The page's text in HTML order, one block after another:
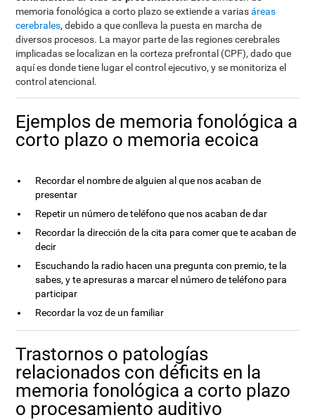
memoria fonológica a corto plazo se extiende a variasáreas
cerebrales, debido a que conlleva la puesta en marcha de
diversos procesos. La mayor parte de las regiones cerebrales
implicadas se localizan en la corteza prefrontal (CPF), dado que
aquí es donde tiene lugar el control ejecutivo, y se monitoriza el
control atencional.
Ejemplos de memoria fonológica a
corto plazo o memoria ecoica
Recordar el nombre de alguien al que nos acaban de
presentar
Repetir un número de teléfono que nos acaban de dar
Recordar la dirección de la cita para comer que te acaban de
decir
Escuchando la radio hacen una pregunta con premio, te la
sabes, y te apresuras a marcar el número de teléfono para
participar
Recordar la voz de un familiar
Trastornos o patologías
relacionados con déficits en la
memoria fonológica a corto plazo
o procesamiento auditivo